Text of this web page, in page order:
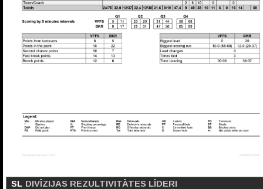
SL DIVĪZIJAS REZULTIVITĀTES LĪDERI